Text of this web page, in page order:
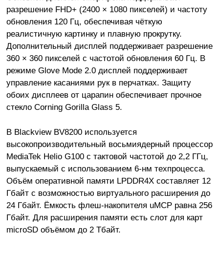
разрешение FHD+ (2400 × 1080 пикселей) и частоту
обновления 120 Гц, обеспечивая чёткую
реалистичную картинку и плавную прокрутку.
Дополнительный дисплей поддерживает разрешение
360 × 360 пикселей с частотой обновления 60 Гц. В
режиме Glove Mode 2.0 дисплей поддерживает
управление касаниями рук в перчатках. Защиту
обоих дисплеев от царапин обеспечивает прочное
стекло Corning Gorilla Glass 5.
В Blackview BV8200 используется
высокопроизводительный восьмиядерный процессор
MediaTek Helio G100 с тактовой частотой до 2,2 ГГц,
выпускаемый с использованием 6-нм техпроцесса.
Объём оперативной памяти LPDDR4X составляет 12
Гбайт с возможностью виртуального расширения до
24 Гбайт. Ёмкость флеш-накопителя uMCP равна 256
Гбайт. Для расширения памяти есть слот для карт
microSD объёмом до 2 Тбайт.